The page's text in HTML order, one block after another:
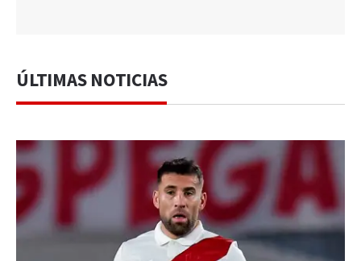
ÚLTIMAS NOTICIAS